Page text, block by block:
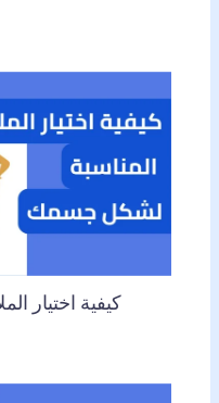
كيفية اختيار